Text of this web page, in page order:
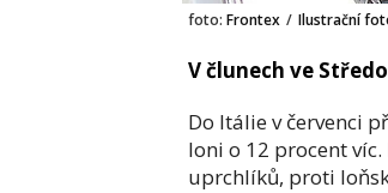
foto: Frontex / Ilustrační
V člunech ve
Do Itálie v červenci
loni o 12 procent
uprchlíků, proti